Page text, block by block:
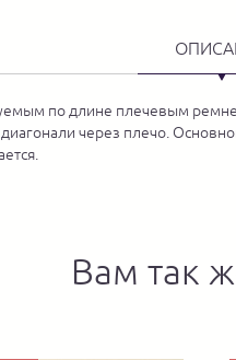
по длине плечевым
через плечо.
Вам так